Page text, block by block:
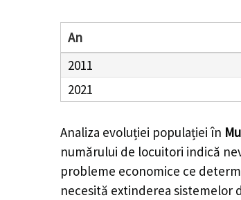
An
2011
2021
Analiza evoluției populației în
numărului de locuitori indică
probleme economice ce
necesită extinderea